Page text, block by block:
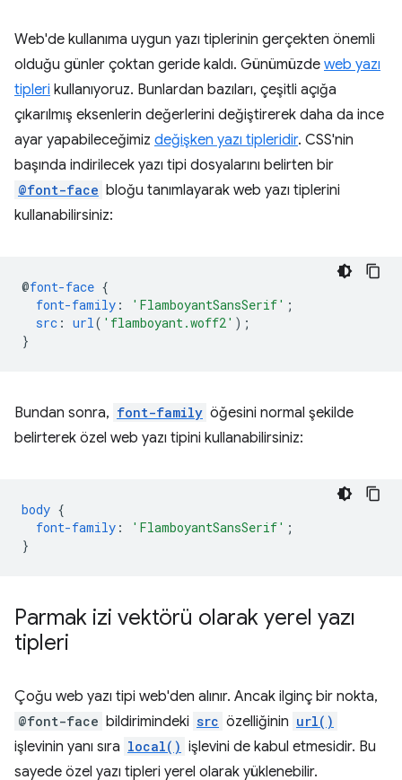
Web'de kullanıma uygun yazı tiplerinin gerçekten önemli
olduğu günler çoktan geride kaldı. Günümüzde web yazı
tipleri kullanıyoruz. Bunlardan bazıları, çeşitli açığa
çıkarılmış eksenlerin değerlerini değiştirerek daha da ince
ayar yapabileceğimiz değişken yazı tipleridir. CSS'nin
başında indirilecek yazı tipi dosyalarını belirten bir
@font-face bloğu tanımlayarak web yazı tiplerini
kullanabilirsiniz:
@font-face {
font-family : 'FlamboyantSansSerif' ;
src : url( 'flamboyant.woff2' );
}
Bundan sonra, font-family öğesini normal şekilde
belirterek özel web yazı tipini kullanabilirsiniz:
body {
font-family : 'FlamboyantSansSerif' ;
}
Parmak izi vektörü olarak yerel yazı
tipleri
Çoğu web yazı tipi web'den alınır. Ancak ilginç bir nokta,
@font-face bildirimindeki src özelliğinin url()
işlevinin yanı sıra local() işlevini de kabul etmesidir. Bu
sayede özel yazı tipleri yerel olarak yüklenebilir.